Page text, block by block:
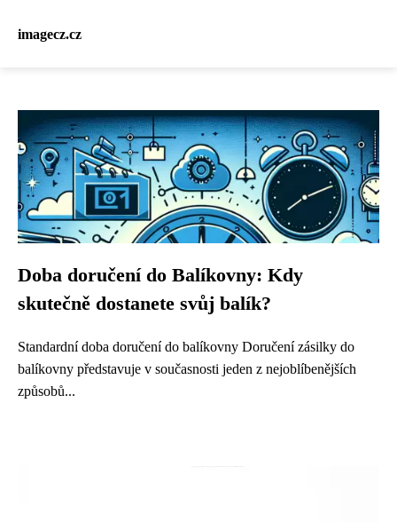
imagecz.cz
Doba doručení do Balíkovny: Kdy
skutečně dostanete svůj balík?
Standardní doba doručení do balíkovny Doručení zásilky do
balíkovny představuje v současnosti jeden z nejoblíbenějších
způsobů...